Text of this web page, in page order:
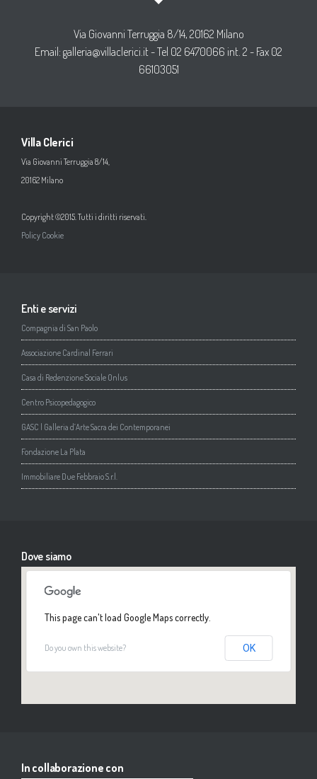
Via Giovanni Terruggia 8/14, 20162 Milano
Email: galleria@villaclerici.it - Tel 02 6470066 int. 2 - Fax 02
66103051
Villa Clerici
Via Giovanni Terruggia 8/14,
20162 Milano
Copyright ©2015. Tutti i diritti riservati.
Policy Cookie
Enti e servizi
Compagnia di San Paolo
Associazione Cardinal Ferrari
Casa di Redenzione Sociale Onlus
Centro Psicopedagogico
GASC | Galleria d’Arte Sacra dei Contemporanei
Fondazione La Plata
Immobiliare Due Febbraio S.r.l.
Dove siamo
This page can't load Google Maps correctly.
Do you own this website? OK
In collaborazione con